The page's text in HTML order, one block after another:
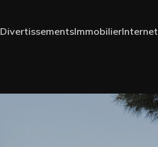
DivertissementsImmobilierInternet